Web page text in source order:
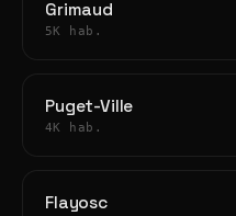
Grimaud
5K hab.
Puget-Ville
4K hab.
Flayosc